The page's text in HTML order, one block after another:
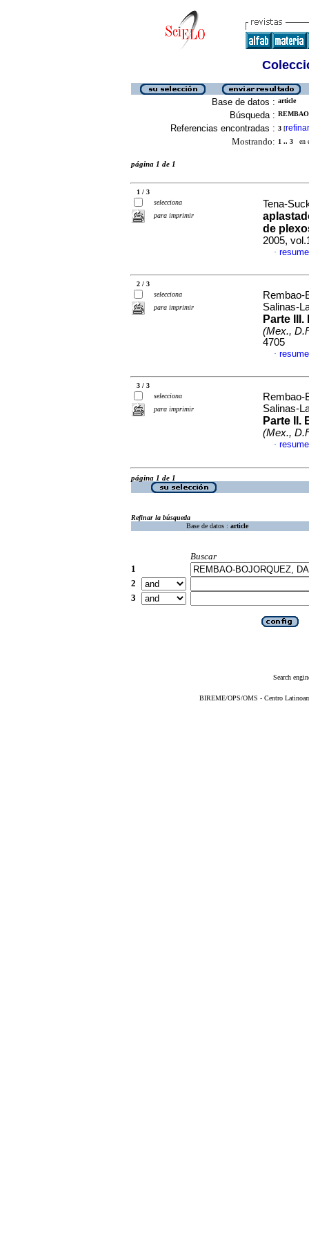
Base de datos : article
Búsqueda :
Referencias encontradas : 3 [refinar
Mostrando: 1 .. 3 en
página 1 de 1
1 / 3
selecciona
para imprimir
Tena-
de
2005,
·
2 / 3
selecciona
para imprimir
Rembao-
Salinas-
Parte
(Mex.,
4705
·
3 / 3
selecciona
para imprimir
Rembao-
Salinas-
Parte II.
(Mex.,
·
página 1 de 1
Refinar la búsqueda
Base de datos : article
Buscar
1
2
3
Search
BIREME/OPS/OMS - Centro